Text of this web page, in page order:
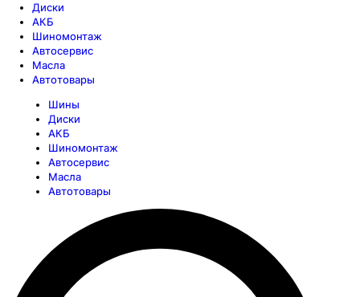
Диски
АКБ
Шиномонтаж
Автосервис
Масла
Автотовары
Шины
Диски
АКБ
Шиномонтаж
Автосервис
Масла
Автотовары